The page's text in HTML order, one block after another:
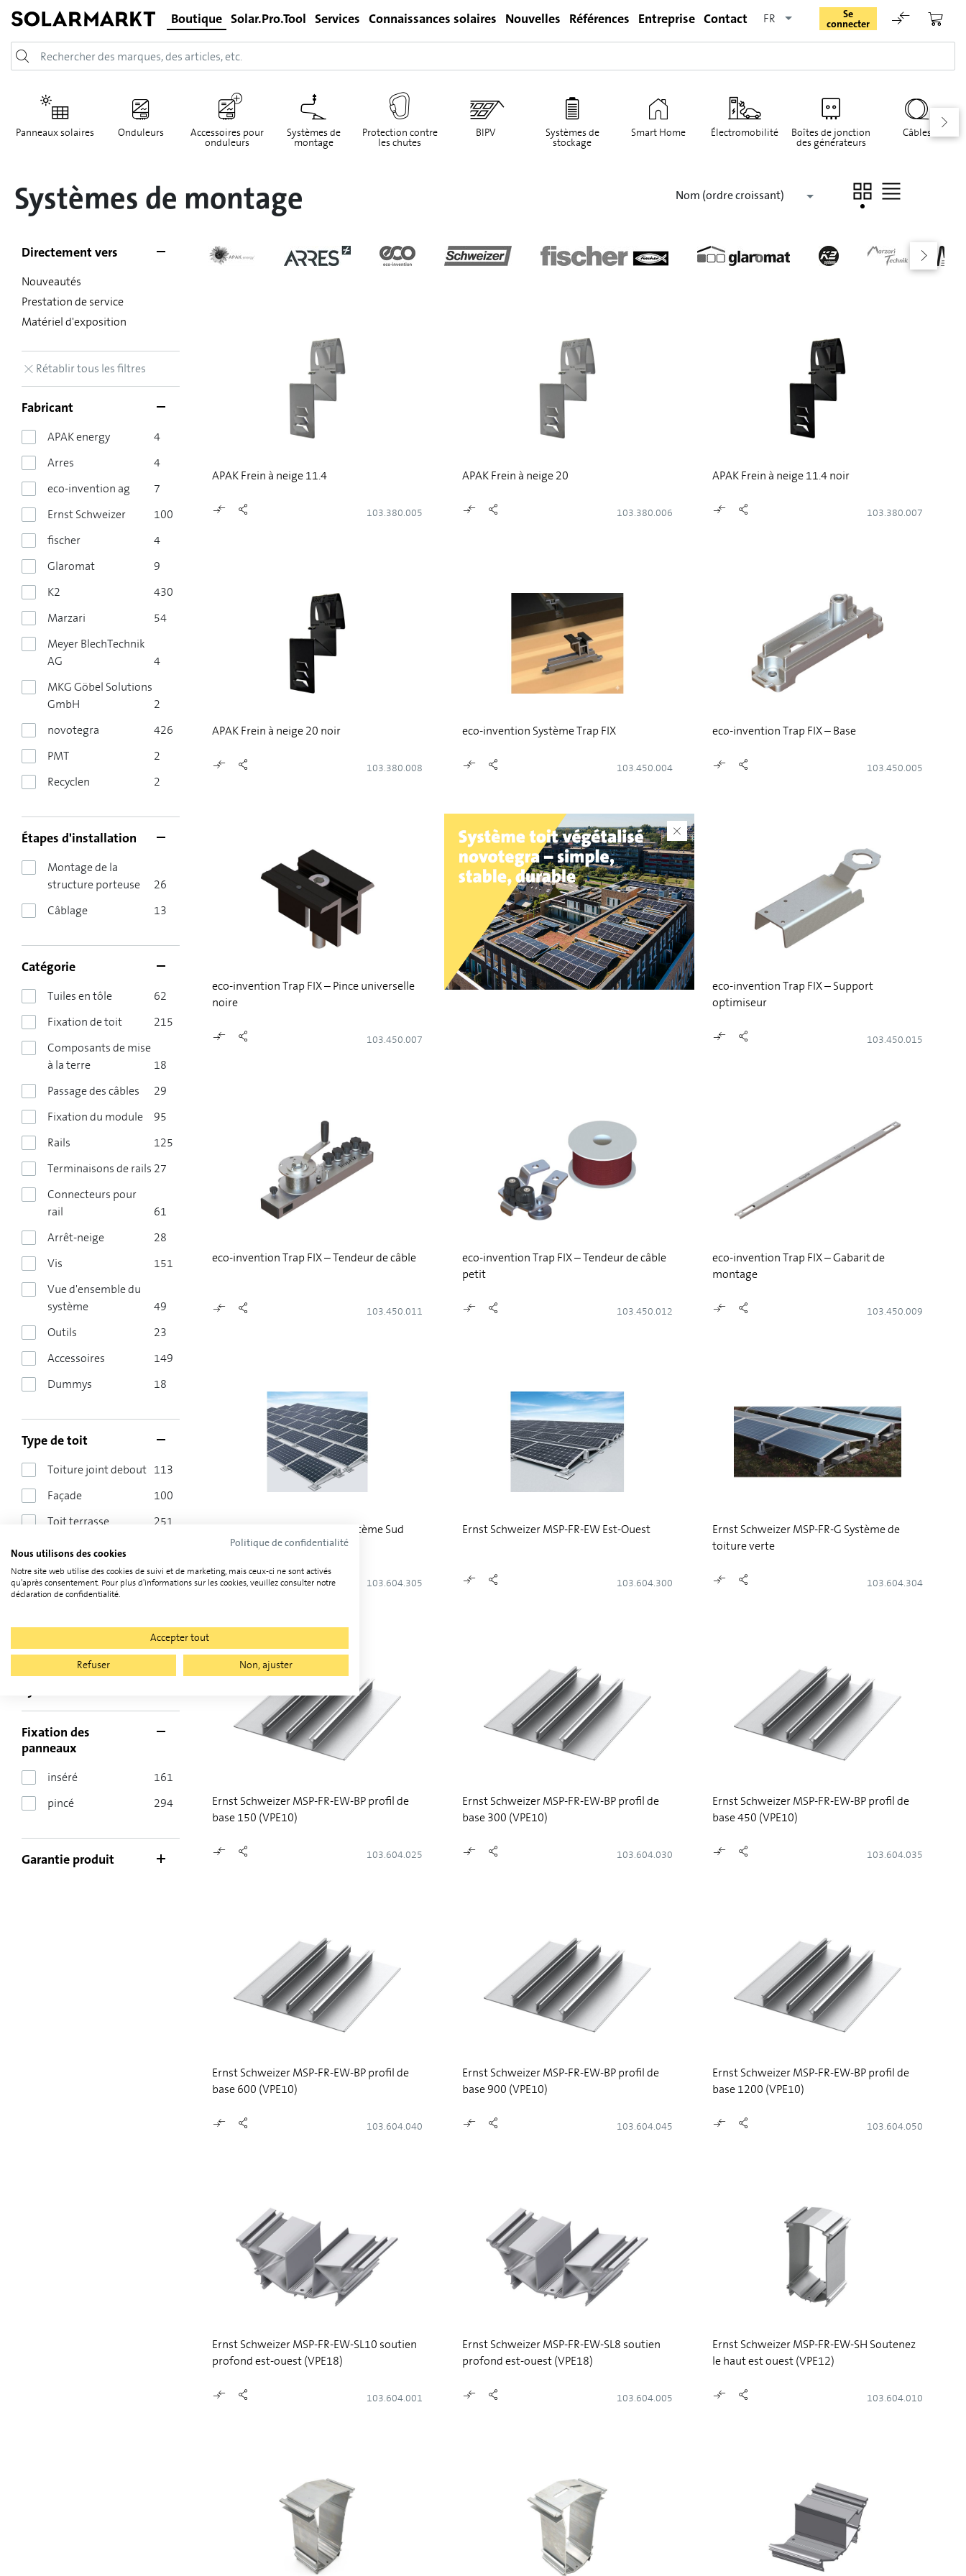
Boutique Solar.Pro.Tool Services Connaissances solaires Nouvelles Références Entreprise Contact FR Se
connecter
Login
Oublié le mot de passe
Panneaux solaires Onduleurs Accessoires pour
onduleurs
Systèmes de
montage
Protection contre
les chutes
BIPV Systèmes de
stockage
Smart Home Électromobilité Boîtes de jonction
des générateurs
Câbles
Systèmes de montage Nom (ordre croissant)
Directement vers
Nouveautés
Prestation de service
Matériel d'exposition
Rétablir tous les filtres
Fabricant
APAK energy
4
Arres
4
eco-invention ag
7
Ernst Schweizer
100
fischer
4
Glaromat
9
K2
430
Marzari
54
Meyer BlechTechnik
AG
4
MKG Göbel Solutions
GmbH
2
novotegra
426
PMT
2
Recyclen
2
Étapes d'installation
Montage de la
structure porteuse
26
Câblage
13
Catégorie
Tuiles en tôle
62
Fixation de toit
215
Composants de mise
à la terre
18
Passage des câbles
29
Fixation du module
95
Rails
125
Terminaisons de rails 27
Connecteurs pour
rail
61
Arrêt-neige
28
Vis
151
Vue d'ensemble du
système
49
Outils
23
Accessoires
149
Dummys
18
Type de toit
Toiture joint debout 113
Façade
100
Toit terrasse
251
Toit en tôle bac acier
Toit en fibrociment
ondulé / toit
177
Fixation des
panneaux
inséré
161
pincé
294
Garantie produit
APAK Frein à neige 11.4
103.380.005
APAK Frein à neige 20
103.380.006
APAK Frein à neige 11.4 noir
103.380.007
APAK Frein à neige 20 noir
103.380.008
eco-invention Système Trap FIX
103.450.004
eco-invention Trap FIX – Base
103.450.005
eco-invention Trap FIX – Pince universelle
noire
103.450.007
eco-invention Trap FIX – Support
optimiseur
103.450.015
eco-invention Trap FIX – Tendeur de câble
103.450.011
eco-invention Trap FIX – Tendeur de câble
petit
103.450.012
eco-invention Trap FIX – Gabarit de
montage
103.450.009
Ernst Schweizer MSP-FR-S Système Sud
103.604.305
Ernst Schweizer MSP-FR-EW Est-Ouest
103.604.300
Ernst Schweizer MSP-FR-G Système de
toiture verte
103.604.304
Ernst Schweizer MSP-FR-EW-BP profil de
base 150 (VPE10)
103.604.025
Ernst Schweizer MSP-FR-EW-BP profil de
base 300 (VPE10)
103.604.030
Ernst Schweizer MSP-FR-EW-BP profil de
base 450 (VPE10)
103.604.035
Ernst Schweizer MSP-FR-EW-BP profil de
base 600 (VPE10)
103.604.040
Ernst Schweizer MSP-FR-EW-BP profil de
base 900 (VPE10)
103.604.045
Ernst Schweizer MSP-FR-EW-BP profil de
base 1200 (VPE10)
103.604.050
Ernst Schweizer MSP-FR-EW-SL10 soutien
profond est-ouest (VPE18)
103.604.001
Ernst Schweizer MSP-FR-EW-SL8 soutien
profond est-ouest (VPE18)
103.604.005
Ernst Schweizer MSP-FR-EW-SH Soutenez
le haut est ouest (VPE12)
103.604.010
Politique de confidentialité
Nous utilisons des cookies
Notre site web utilise des cookies de suivi et de marketing, mais ceux-ci ne sont activés
qu'après consentement. Pour plus d'informations sur les cookies, veuillez consulter notre
déclaration de confidentialité.
Accepter tout
Refuser
Non, ajuster